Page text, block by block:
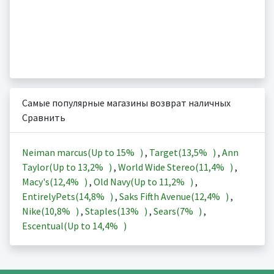
Самые популярные магазины возврат наличных
Сравнить
Neiman marcus(Up to 15% ) , Target(13,5% ) , Ann
Taylor(Up to 13,2% ) , World Wide Stereo(11,4% ) ,
Macy's(12,4% ) , Old Navy(Up to 11,2% ) ,
EntirelyPets(14,8% ) , Saks Fifth Avenue(12,4% ) ,
Nike(10,8% ) , Staples(13% ) , Sears(7% ) ,
Escentual(Up to 14,4% )